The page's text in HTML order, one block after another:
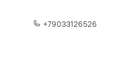
+79033126526